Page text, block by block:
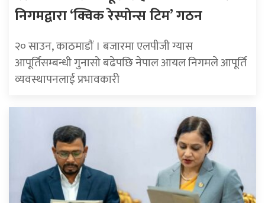
निगमद्वारा ‘क्विक रेस्पोन्स टिम’ गठन
२० साउन, काठमाडौं । बजारमा एलपीजी ग्यास
आपूर्तिसम्बन्धी गुनासो बढेपछि नेपाल आयल निगमले आपूर्ति
व्यवस्थापनलाई प्रभावकारी